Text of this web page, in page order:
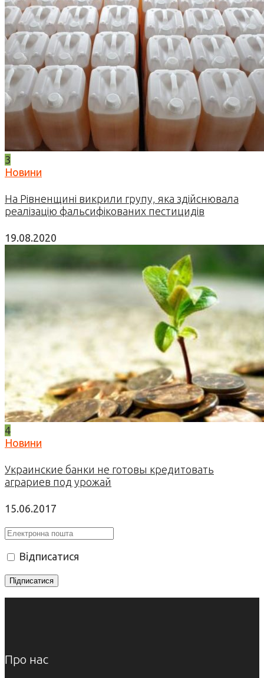
3
Новини
На Рівненщині викрили групу, яка здійснювала
реалізацію фальсифікованих пестицидів
19.08.2020
4
Новини
Украинские банки не готовы кредитовать
аграриев под урожай
15.06.2017
Відписатися
Про нас